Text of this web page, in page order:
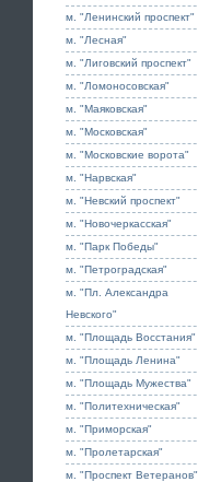
м. "Ленинский проспект"
м. "Лесная"
м. "Лиговский проспект"
м. "Ломоносовская"
м. "Маяковская"
м. "Московская"
м. "Московские ворота"
м. "Нарвская"
м. "Невский проспект"
м. "Новочеркасская"
м. "Парк Победы"
м. "Петроградская"
м. "Пл. Александра
Невского"
м. "Площадь Восстания"
м. "Площадь Ленина"
м. "Площадь Мужества"
м. "Политехническая"
м. "Приморская"
м. "Пролетарская"
м. "Проспект Ветеранов"